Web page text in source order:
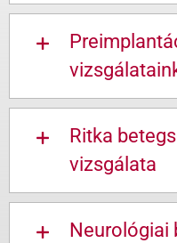
Ritka
vizsgálata
Neurológiai